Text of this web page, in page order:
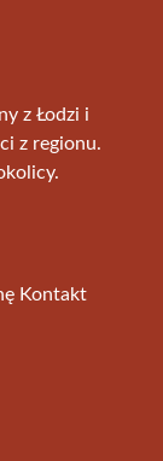
z Łodzi i
z regionu.
Kontakt